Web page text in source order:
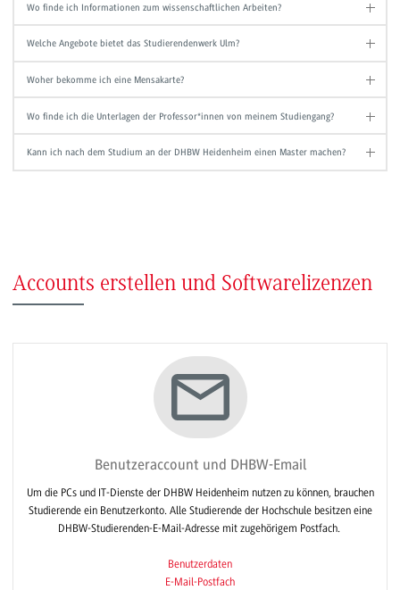
Wo finde ich Informationen zum wissenschaftlichen Arbeiten?
Welche Angebote bietet das Studierendenwerk Ulm?
Woher bekomme ich eine Mensakarte?
Wo finde ich die Unterlagen der Professor*innen von meinem Studiengang?
Kann ich nach dem Studium an der DHBW Heidenheim einen Master machen?
Accounts erstellen und Softwarelizenzen
Benutzeraccount und DHBW-Email
Um die PCs und IT-Dienste der DHBW Heidenheim nutzen zu können, brauchen
Studierende ein Benutzerkonto. Alle Studierende der Hochschule besitzen eine
DHBW-Studierenden-E-Mail-Adresse mit zugehörigem Postfach.
Benutzerdaten
E-Mail-Postfach